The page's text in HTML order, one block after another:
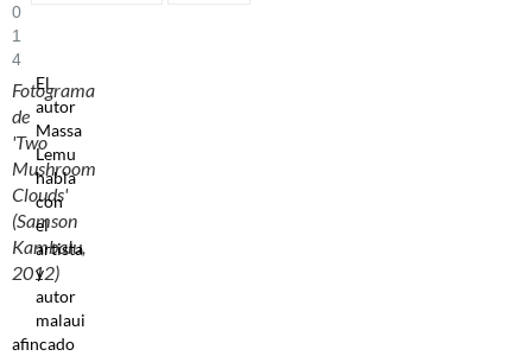
0
1
4
Fotograma
de
'Two
Mushroom
Clouds'
(Samson
Kambalu,
2012)
El
autor
Massa
Lemu
habla
con
el
artista
y
autor
malaui
afincado